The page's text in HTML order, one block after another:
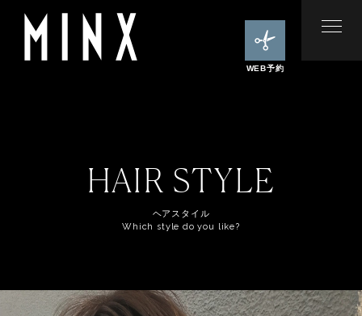
WEB予約
HAIR STYLE
ヘアスタイル
Which style do you like?